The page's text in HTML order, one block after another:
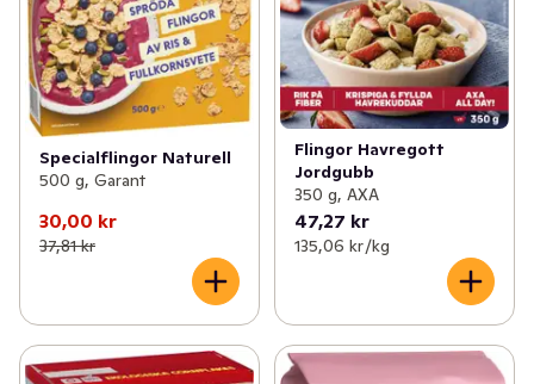
Specialflingor Naturell
500 g, Garant
30,00 kr
37,81 kr
Flingor Havregott
Jordgubb
350 g, AXA
47,27 kr
135,06 kr /kg